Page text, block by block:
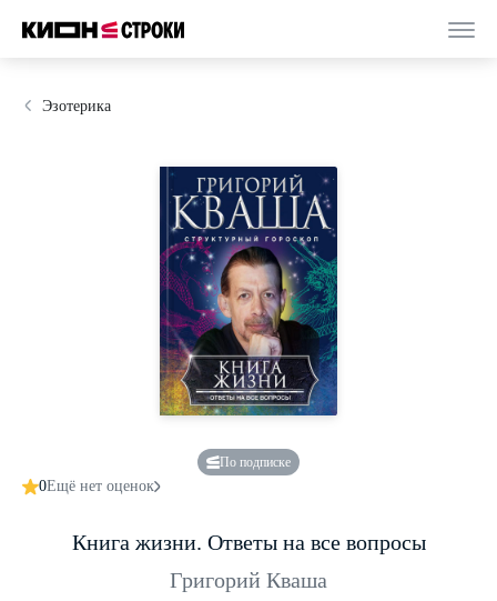
Эзотерика
По подписке
0Ещё нет оценок
Книга жизни. Ответы на все вопросы
Григорий Кваша